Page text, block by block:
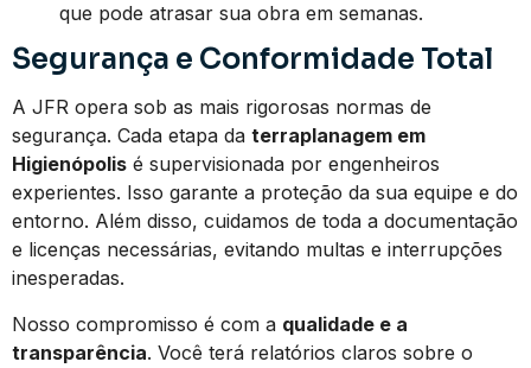
que pode atrasar sua obra em semanas.
Segurança e Conformidade Total
A JFR opera sob as mais rigorosas normas de
segurança. Cada etapa da terraplanagem em
Higienópolis é supervisionada por engenheiros
experientes. Isso garante a proteção da sua equipe e do
entorno. Além disso, cuidamos de toda a documentação
e licenças necessárias, evitando multas e interrupções
inesperadas.
Nosso compromisso é com a qualidade e a
transparência. Você terá relatórios claros sobre o